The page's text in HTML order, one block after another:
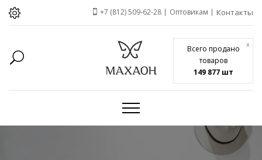
Всего продано
товаров
149 877 шт
x
+7 (812) 509-62-28 Оптовикам Контакты